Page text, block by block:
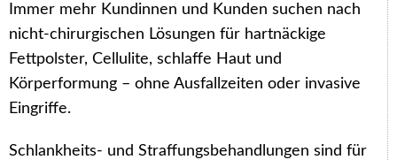
Immer mehr Kundinnen und Kunden suchen nach
nicht-chirurgischen Lösungen für hartnäckige
Fettpolster, Cellulite, schlaffe Haut und
Körperformung – ohne Ausfallzeiten oder invasive
Eingriffe.
Schlankheits- und Straffungsbehandlungen sind für